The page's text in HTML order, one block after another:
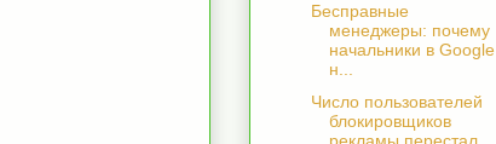
Бесправные
менеджеры: почему
начальники в Google
н...
Число пользователей
блокировщиков
рекламы перестал...